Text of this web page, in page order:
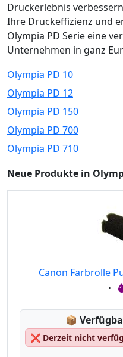
Druckerlebnis
Ihre Druckeffizienz und
Olympia PD Serie eine
Unternehmen in ganz
Olympia PD 10
Olympia PD 12
Olympia PD 150
Olympia PD 700
Olympia PD 710
Neue Produkte in
Canon Farbrolle
📦
❌ Derzeit nicht